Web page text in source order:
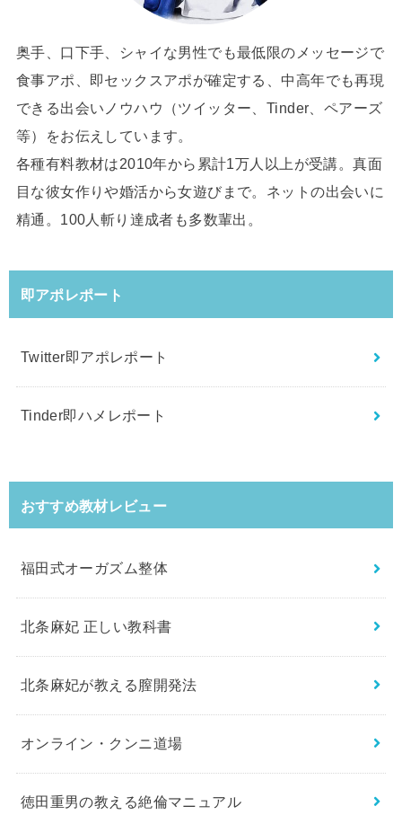
奥手、口下手、シャイな男性でも最低限のメッセージで
食事アポ、即セックスアポが確定する、中高年でも再現
できる出会いノウハウ（ツイッター、Tinder、ペアーズ
等）をお伝えしています。
各種有料教材は2010年から累計1万人以上が受講。真面
目な彼女作りや婚活から女遊びまで。ネットの出会いに
精通。100人斬り達成者も多数輩出。
即アポレポート
Twitter即アポレポート
Tinder即ハメレポート
おすすめ教材レビュー
福田式オーガズム整体
北条麻妃 正しい教科書
北条麻妃が教える膣開発法
オンライン・クンニ道場
徳田重男の教える絶倫マニュアル